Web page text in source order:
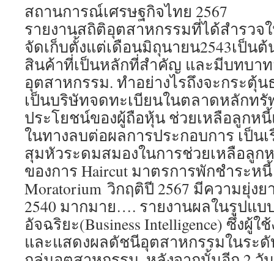
สถานการณ์เศรษฐกิจไทย 2567
รายงานสถิติอุตสาหกรรมที่ได้สำรวจ
จัดเก็บตั้งแต่เดือนมิถุนายน2543เป็น
สินค้าที่เป็นหลักที่สำคัญ และมีบทบา
อุตสาหกรรม. ทำอย่างไรถึงจะกระตุ้
เป็นบริษัทจดทะเบียนในตลาดหลักท
ประโยชน์ของผู้ถือหุ้น ช่วยเหลือลูกห
ในทางลบต่อผลการประกอบการ เป็น
สุมหัวระดมสมองในการช่วยเหลือลูก
ของการ Haircut มาตรการพักชำระห
Moratorium วิกฤติปี 2567 มีความยุ่ง
2540 มากมาย…. รายงานผลในรูปแบ
อัจฉริยะ(Business Intelligence) ซึ่งผู้
และแสดงผลดัชนีอุตสาหกรรมในระ